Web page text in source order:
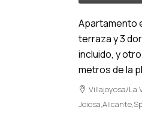
Apartamento
terraza y 3
incluido, y
metros de la
Villajoyosa/La